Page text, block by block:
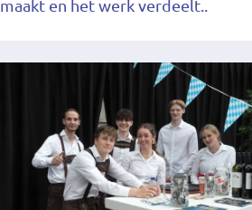
maakt en het werk verdeelt..